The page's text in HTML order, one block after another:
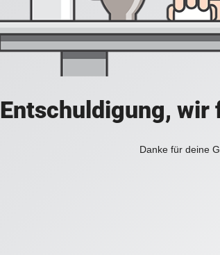
Entschuldigung, wir
Danke für deine